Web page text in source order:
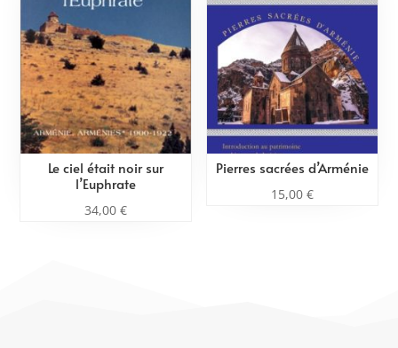
Le ciel était noir sur
l’Euphrate
34,00€
Pierres sacrées d’Arménie
15,00 €